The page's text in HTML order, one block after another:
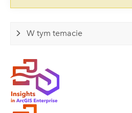
W tym temacie